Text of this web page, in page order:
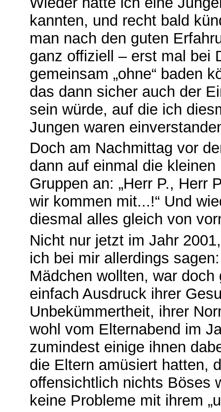
kannten, und recht bald
man nach den guten
ganz offiziell – erst mal bei
gemeinsam „ohne“ baden
das dann sicher auch der
sein würde, auf die ich
Jungen waren
Doch am Nachmittag vor
dann auf einmal die
Gruppen an: „Herr P., Herr
wir kommen mit...!“ Und
diesmal alles gleich von
Nicht nur jetzt im Jahr
ich bei mir allerdings
Mädchen wollten, war
einfach Ausdruck ihrer
Unbekümmertheit, ihrer
wohl vom Elternabend im
zumindest einige ihnen
die Eltern amüsiert hatten,
offensichtlich nichts Böses
keine Probleme mit ihrem